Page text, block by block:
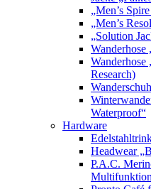
„Men’s
„Men’s
„Solution
Wanderhose
Research)
Waterproof“
Hardware
Headwear
P.A.C.